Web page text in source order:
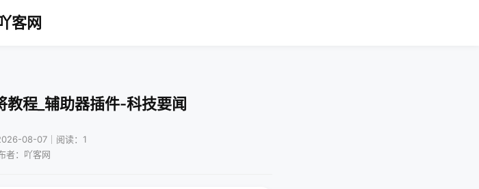
客网
程_辅助器插件-科技要闻
08-07｜阅读：1
者：吖客网